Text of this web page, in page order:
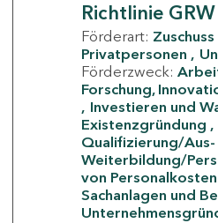
Richtlinie
Förderart: Zuschuss
Privatpersonen
Förderzweck:
Forschung,
Investieren und
Existenzgründung
Qualifizierung/Aus-
Weiterbildung/
von Personalkosten
Sachanlagen und